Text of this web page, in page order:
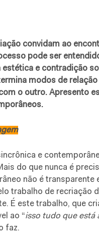
convidam ao
pode ser
e contradição
modos de
o outro. Apresento
e
do que nunca é
não é transparente
trabalho de recriação
É este trabalho, que
ao “isso tudo que está
faz.